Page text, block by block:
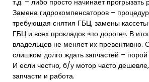
т.д. – либо просто начинает прогрызать
Замена гидрокомпенсаторов –
требующая снятия ГБЦ, замены
ГБЦ и всех прокладок «по дороге». В
владельцев не меняет их превентивно.
слишком долго ждать запчастей –
И если честно, б/у мотор часто
запчасти и работа.